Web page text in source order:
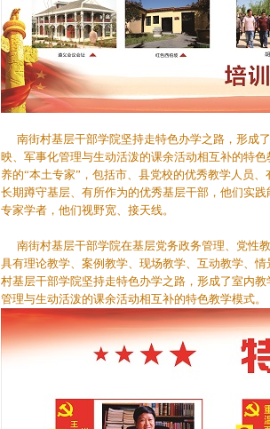
南街村基层干部学院坚持走特色办学之路，形成
映、军事化管理与生动活泼的课余活动相互补的特
养的“本土专家”，包括市、县党校的优秀教学人员
长期蹲守基层、有所作为的优秀基层干部，他们实
专家学者，他们视野宽、接天线。
南街村基层干部学院在基层党务政务管理、党性
具有理论教学、案例教学、现场教学、互动教学、
村基层干部学院坚持走特色办学之路，形成了室内
管理与生动活泼的课余活动相互补的特色教学模式。